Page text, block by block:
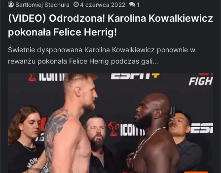
Bartłomiej Stachura 4 czerwca 2022 1
(VIDEO) Odrodzona! Karolina Kowalkiewicz
pokonała Felice Herrig!
Świetnie dysponowana Karolina Kowalkiewicz ponownie w
rewanżu pokonała Felice Herrig podczas gali…